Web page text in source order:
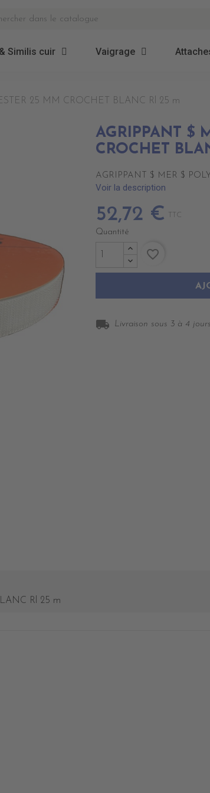
Similis cuir Vaigrage
25 MM CROCHET BLANC Rl 25 m
AGRIPPANT $
CROCHET
AGRIPPANT $ MER $
Voir la description
52,72 € TTC
Quantité
favorite_border
local_shipping Livraison sous 3 à 4
Rl 25 m